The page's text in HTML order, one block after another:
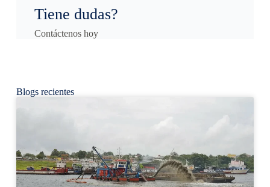
Tiene dudas?
Contáctenos hoy
Blogs recientes